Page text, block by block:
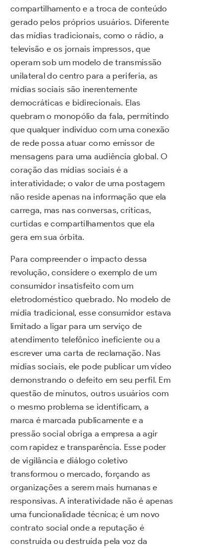
compartilhamento e a troca de conteúdo
gerado pelos próprios usuários. Diferente
das mídias tradicionais, como o rádio, a
televisão e os jornais impressos, que
operam sob um modelo de transmissão
unilateral do centro para a periferia, as
mídias sociais são inerentemente
democráticas e bidirecionais. Elas
quebram o monopólio da fala, permitindo
que qualquer indivíduo com uma conexão
de rede possa atuar como emissor de
mensagens para uma audiência global. O
coração das mídias sociais é a
interatividade; o valor de uma postagem
não reside apenas na informação que ela
carrega, mas nas conversas, críticas,
curtidas e compartilhamentos que ela
gera em sua órbita.
Para compreender o impacto dessa
revolução, considere o exemplo de um
consumidor insatisfeito com um
eletrodoméstico quebrado. No modelo de
mídia tradicional, esse consumidor estava
limitado a ligar para um serviço de
atendimento telefônico ineficiente ou a
escrever uma carta de reclamação. Nas
mídias sociais, ele pode publicar um vídeo
demonstrando o defeito em seu perfil. Em
questão de minutos, outros usuários com
o mesmo problema se identificam, a
marca é marcada publicamente e a
pressão social obriga a empresa a agir
com rapidez e transparência. Esse poder
de vigilância e diálogo coletivo
transformou o mercado, forçando as
organizações a serem mais humanas e
responsivas. A interatividade não é apenas
uma funcionalidade técnica; é um novo
contrato social onde a reputação é
construída ou destruída pela voz da